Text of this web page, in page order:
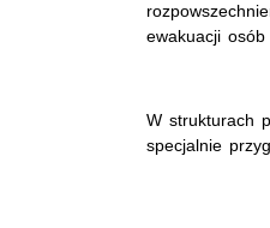
ewakuacji
W strukturach
specjalnie